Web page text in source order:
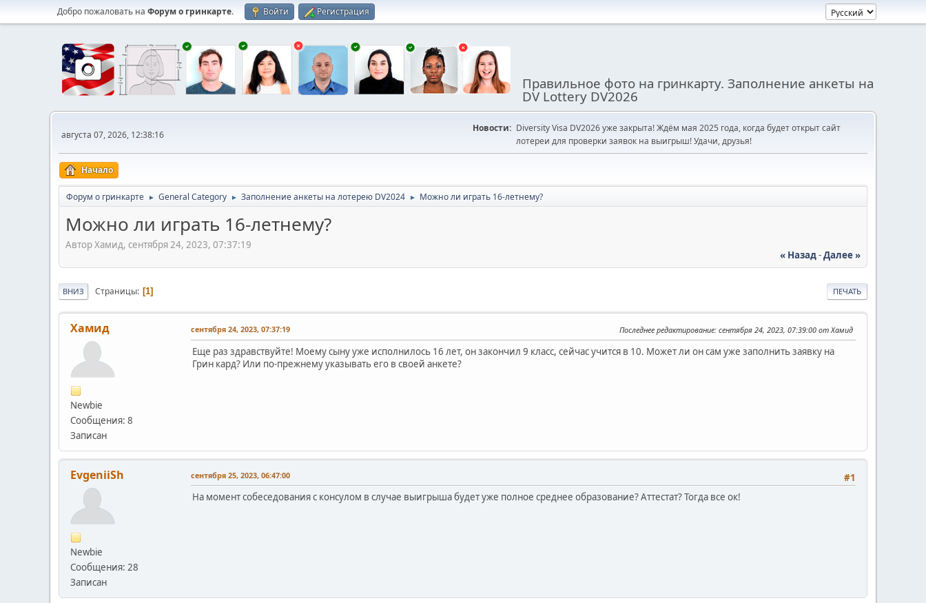
Добро пожаловать на Форум о гринкарте. Войти Регистрация
Правильное фото на гринкарту. Заполнение анкеты на
DV Lottery DV2026
августа 07, 2026, 12:38:16
Новости: Diversity Visa DV2026 уже закрыта! Ждём мая 2025 года, когда будет открыт сайт
лотереи для проверки заявок на выигрыш! Удачи, друзья!
Начало
Форум о гринкарте ► General Category ► Заполнение анкеты на лотерею DV2024 ► Можно ли играть 16-летнему?
Можно ли играть 16-летнему?
Автор Хамид, сентября 24, 2023, 07:37:19
« Назад-Далее »
ПЕЧАТЬ
ВНИЗ Страницы 1
Хамид
Newbie
Сообщения: 8
Записан
сентября 24, 2023, 07:37:19 Последнее редактирование: сентября 24, 2023, 07:39:00 от Хамид
Еще раз здравствуйте! Моему сыну уже исполнилось 16 лет, он закончил 9 класс, сейчас учится в 10. Может ли он сам уже заполнить заявку на
Грин кард? Или по-прежнему указывать его в своей анкете?
EvgeniiSh
Newbie
Сообщения: 28
Записан
#1
сентября 25, 2023, 06:47:00
На момент собеседования с консулом в случае выигрыша будет уже полное среднее образование? Аттестат? Тогда все ок!